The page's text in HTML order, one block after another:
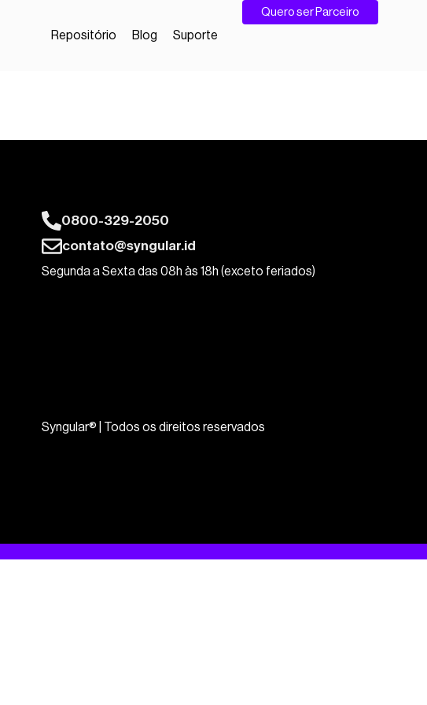
Repositório Blog Suporte
Quero ser Parceiro
0800-329-2050
contato@syngular.id
Segunda a Sexta das 08h às 18h (exceto feriados)
Syngular® | Todos os direitos reservados